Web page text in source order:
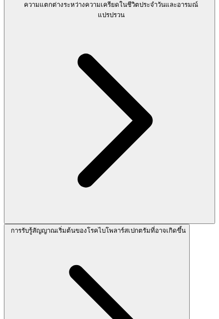
ความแตกต่างระหว่างความเครียดในชีวิตประจำวันและอารมณ์
แปรปรวน
การรับรู้สัญญาณเริ่มต้นของโรคไบโพลาร์สเปกตรัมที่อาจเกิดขึ้น